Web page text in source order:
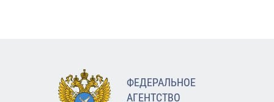
ФЕДЕРАЛЬНОЕ
АГЕНТСТВО